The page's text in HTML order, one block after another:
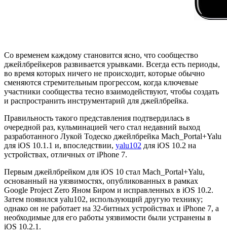
Со временем каждому становится ясно, что сообщество
джейлбрейкеров развивается урывками. Всегда есть периоды,
во время которых ничего не происходит, которые обычно
сменяются стремительным прогрессом, когда ключевые
участники сообщества тесно взаимодействуют, чтобы создать
и распространить инструментарий для джейлбрейка.
Правильность такого представления подтвердилась в
очередной раз, кульминацией чего стал недавний выход
разработанного Лукой Тодеско джейлбрейка Mach_Portal+Yalu
для iOS 10.1.1 и, впоследствии, yalu102 для iOS 10.2 на
устройствах, отличных от iPhone 7.
Первым джейлбрейком для iOS 10 стал Mach_Portal+Yalu,
основанный на уязвимостях, опубликованных в рамках
Google Project Zero Яном Биром и исправленных в iOS 10.2.
Затем появился yalu102, использующий другую технику;
однако он не работает на 32-битных устройствах и iPhone 7, а
необходимые для его работы уязвимости были устранены в
iOS 10.2.1.